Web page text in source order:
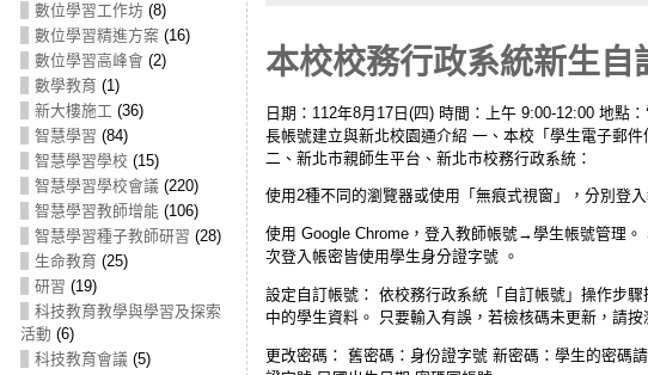
數位學習工作坊(8)
數位學習精進方案 (16)
數位學習高峰會 (2)
數學教育 (1)
新大樓施工 (36)
智慧學習 (84)
智慧學習學校 (15)
智慧學習學校會議 (220)
智慧學習教師增能(106)
智慧學習種子教師研習 (28)
生命教育 (25)
研習 (19)
科技教育教學與學習及探索
活動 (6)
科技教育會議 (5)
本校校務行政系統新生
日期：112年8月17日(四) 時間：上午 9:00-12:00 地點
長帳號建立與新北校園通介紹 一、本校「學生電子郵
二、新北市親師生平台、新北市校務行政系統：
使用2種不同的瀏覽器或使用「無痕式視窗」，分別登
使用 Google Chrome，登入教師帳號→學生帳號管理
次登入帳密皆使用學生身分證字號 。
設定自訂帳號： 依校務行政系統「自訂帳號」操作步
中的學生資料。 只要輸入有誤，若檢核碼未更新，請
更改密碼： 舊密碼：身份證字號 新密碼：學生的密碼